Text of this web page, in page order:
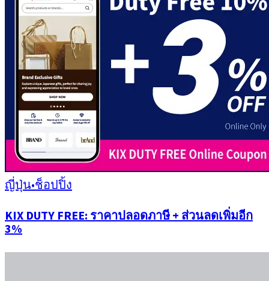
ญี่ปุ่น•ช็อปปิ้ง
KIX DUTY FREE: ราคาปลอดภาษี + ส่วนลดเพิ่มอีก
3%